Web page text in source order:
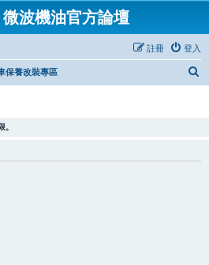
波機油官方論壇
登入
註冊
保養改裝專區
。